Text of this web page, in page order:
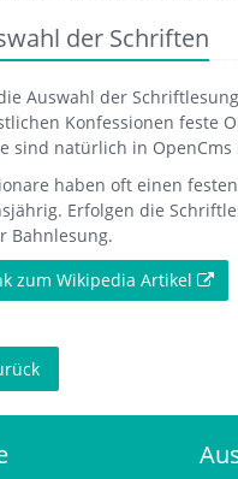
der Schriften
Auswahl der
Konfessionen feste
sind natürlich in
haben oft einen
Erfolgen die
Bahnlesung.
zum Wikipedia Artikel